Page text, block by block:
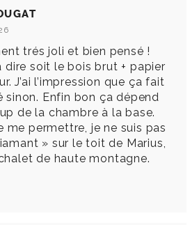
trés joli et bien pensé !
dire soit le bois brut + papier
J’ai l’impression que ça fait
sinon. Enfin bon ça dépend
de la chambre à la base.
me permettre, je ne suis pas
» sur le toit de Marius,
de haute montagne.